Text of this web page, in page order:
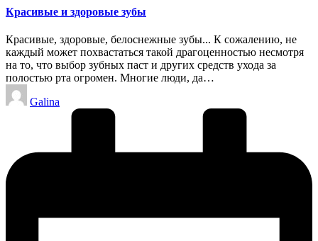
Красивые и здоровые зубы
Красивые, здоровые, белоснежные зубы... К сожалению, не
каждый может похвастаться такой драгоценностью несмотря
на то, что выбор зубных паст и других средств ухода за
полостью рта огромен. Многие люди, да…
Запись
от
Galina